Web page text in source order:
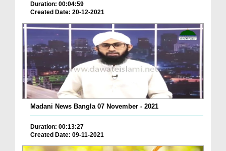
Duration: 00:04:59
Created Date: 20-12-2021
Madani News Bangla 07 November - 2021
Duration: 00:13:27
Created Date: 09-11-2021